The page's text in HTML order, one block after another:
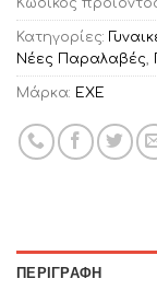
Κωδικός
Κατηγορίες:
Νέες Παραλαβές,
Μάρκα: EXE
ΠΕΡΙΓΡΑΦΉ